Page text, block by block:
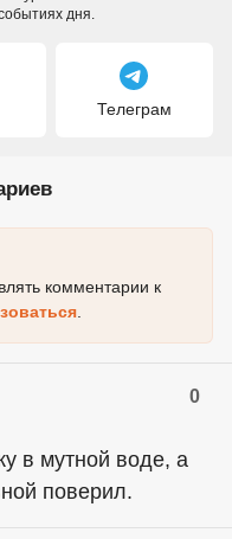
дня.
Телеграм
комментарии к
.
0
в мутной воде, а
поверил.